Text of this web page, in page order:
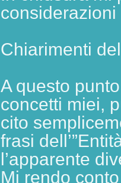
Chiarimenti
A questo
concetti miei,
cito
frasi
l’apparente
Mi rendo